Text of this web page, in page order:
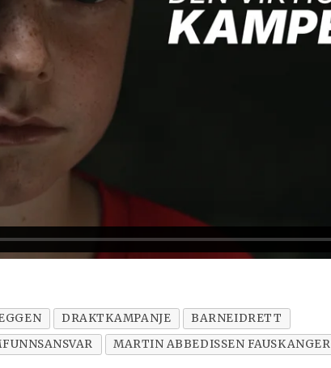
DRAKTKAMPANJE
BARNEIDRETT
MARTIN ABBEDISSEN FAUSKANGER